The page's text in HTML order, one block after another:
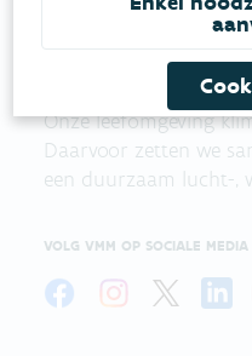
Onze leefomgeving
Daarvoor zetten we
een duurzaam lucht-,
VOLG VMM OP SOCIALE MEDIA